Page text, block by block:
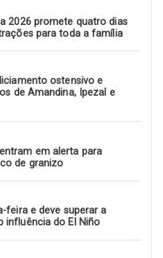
2026 promete quatro dias
para toda a família
ostensivo e
de Amandina, Ipezal e
em alerta para
de granizo
feira e deve superar a
influência do El Niño